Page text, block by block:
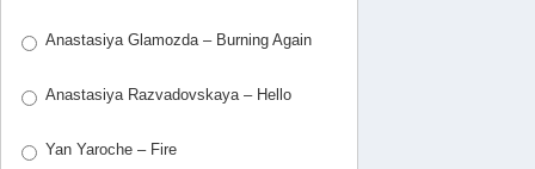
Anastasiya Glamozda – Burning Again
Anastasiya Razvadovskaya – Hello
Yan Yaroche – Fire